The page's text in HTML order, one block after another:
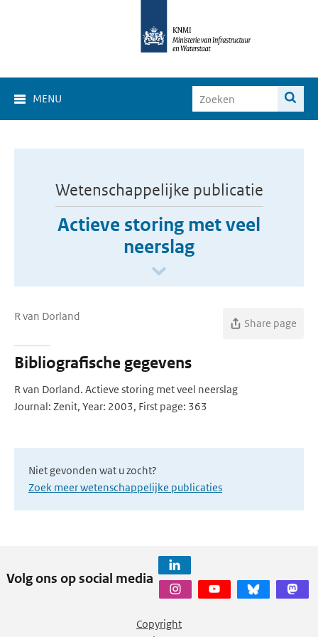
MENU
Wetenschappelijke publicatie
Actieve storing met veel
neerslag
R van Dorland
Share page
Bibliografische gegevens
R van Dorland. Actieve storing met veel neerslag
Journal: Zenit, Year: 2003, First page: 363
Niet gevonden wat u zocht?
Zoek meer wetenschappelijke publicaties
Volg ons op social media
Copyright